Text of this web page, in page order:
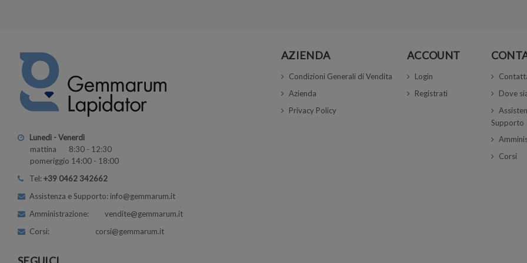
Lunedì - Venerdì
mattina 8:30 - 12:30
pomeriggio 14:00 - 18:00
Tel:+39 0462 342662
Assistenza e Supporto: info@gemmarum.it
Amministrazione: vendite@gemmarum.it
Corsi: corsi@gemmarum.it
AZIENDA
Condizioni Generali di Vendita
Azienda
Privacy Policy
ACCOUNT
Login
Registrati
Dove
Supporto
Corsi